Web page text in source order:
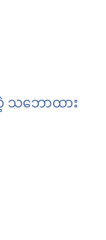
သဘောထား